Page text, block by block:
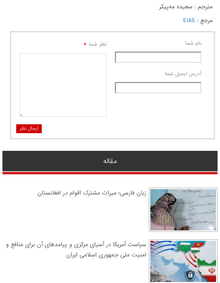
مترجم : سعیده مه‌پیکر
مرجع : EIAS
نام شما
آدرس ايميل شما
نظر شما *
ارسال نظر
مقاله
زبان فارسی؛ میراث مشترک اقوام در افغانستان
سیاست آمریکا در آسیای مرکزی و پیامدهای آن برای منافع و
امنیت ملی جمهوری اسلامی ایران